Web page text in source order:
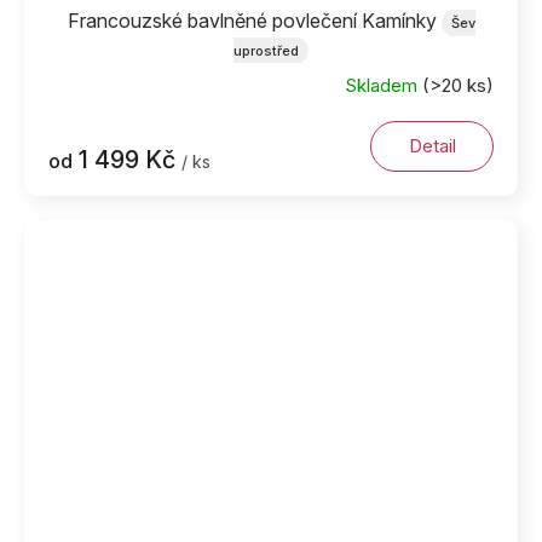
Francouzské bavlněné povlečení Kamínky
Šev
uprostřed
Skladem (>20 ks)
od 1 499 Kč / ks
Detail